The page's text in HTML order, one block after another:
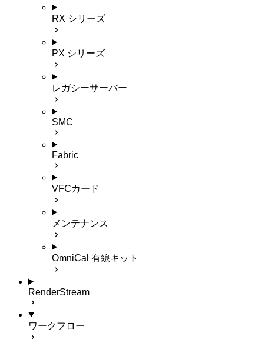
RX シリーズ
PX シリーズ
レガシーサーバー
SMC
Fabric
VFCカード
メンテナンス
OmniCal 有線キット
RenderStream
ワークフロー